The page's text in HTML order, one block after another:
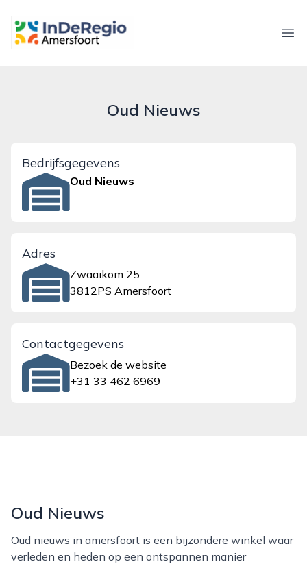
inderegioamersfoort.nl
Oud Nieuws
Bedrijfsgegevens
Oud Nieuws
Adres
Zwaaikom 25
3812PS Amersfoort
Contactgegevens
Bezoek de website
+31 33 462 6969
Oud Nieuws
Oud nieuws in amersfoort is een bijzondere winkel waar
verleden en heden op een ontspannen manier